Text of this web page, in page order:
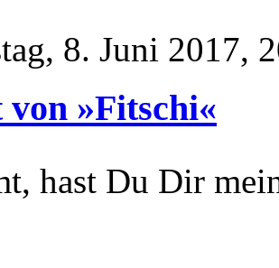
8. Juni 2017,
»Fitschi«
hast Du Dir